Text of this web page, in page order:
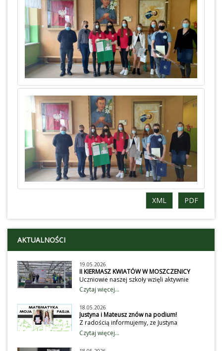
PDF
XML
AKTUALNOŚCI
19.05.2026
II KIERMASZ KWIATÓW W MOSZCZENICY
Uczniowie naszej szkoły wzięli aktywnie
udział obchodach II Gminnego Kiermaszu
Kwiatów. Wystawili przedstawienie dla
temat dbania o środowisko. Wiecej
na:https://ug.moszczenica.eu/article/2047/ii-
gminny-kiermasz-roslin-w-moszczenicy-
przyciagnal-milosnikow-zielenifot: ug
Czytaj więcej...
18.05.2026
Justyna i Mateusz znów na podium!
Z radością informujemy, ze Justyna
Kaźmierczak i Matusz Kaźmierczak
potwierdzili swoje umiejętności
Czytaj więcej...